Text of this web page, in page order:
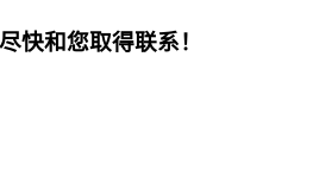
快和您取得联系！